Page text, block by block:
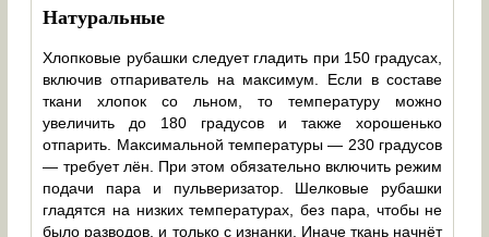
Натуральные
Хлопковые рубашки следует гладить при 150 градусах,
включив отпариватель на максимум. Если в составе
ткани хлопок со льном, то температуру можно
увеличить до 180 градусов и также хорошенько
отпарить. Максимальной температуры — 230 градусов
— требует лён. При этом обязательно включить режим
подачи пара и пульверизатор. Шелковые рубашки
гладятся на низких температурах, без пара, чтобы не
было разводов, и только с изнанки. Иначе ткань начнёт